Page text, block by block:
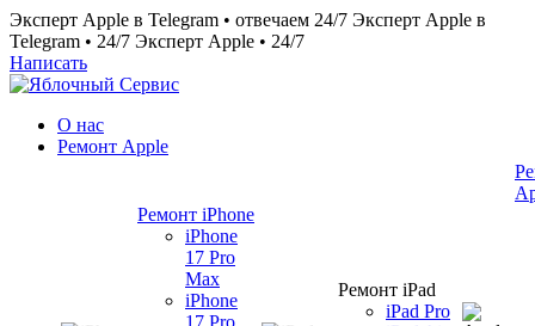
Эксперт Apple в Telegram • отвечаем 24/7 Эксперт Apple в
Telegram • 24/7 Эксперт Apple • 24/7
Написать
О нас
Ремонт Apple
Ремонт iPhone
iPhone
17 Pro
Max
iPhone
17 Pro
Ремонт iPad
iPad Pro